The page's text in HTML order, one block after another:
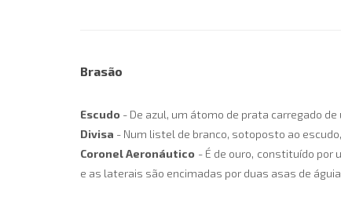
Brasão
Escudo - De azul, um átomo de prata carregado
Divisa - Num listel de branco, sotoposto ao
Coronel Aeronáutico - É de ouro, constituído por
e as laterais são encimadas por duas asas de